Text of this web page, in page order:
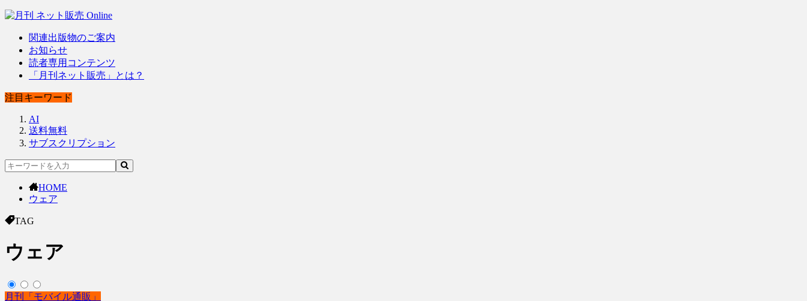
関連出版物のご案内
お知らせ
読者専用コンテンツ
「月刊ネット販売」とは？
注目キーワード
AI
送料無料
サブスクリプション
HOME
ウェア
TAG
ウェア
月刊「モバイル通販」